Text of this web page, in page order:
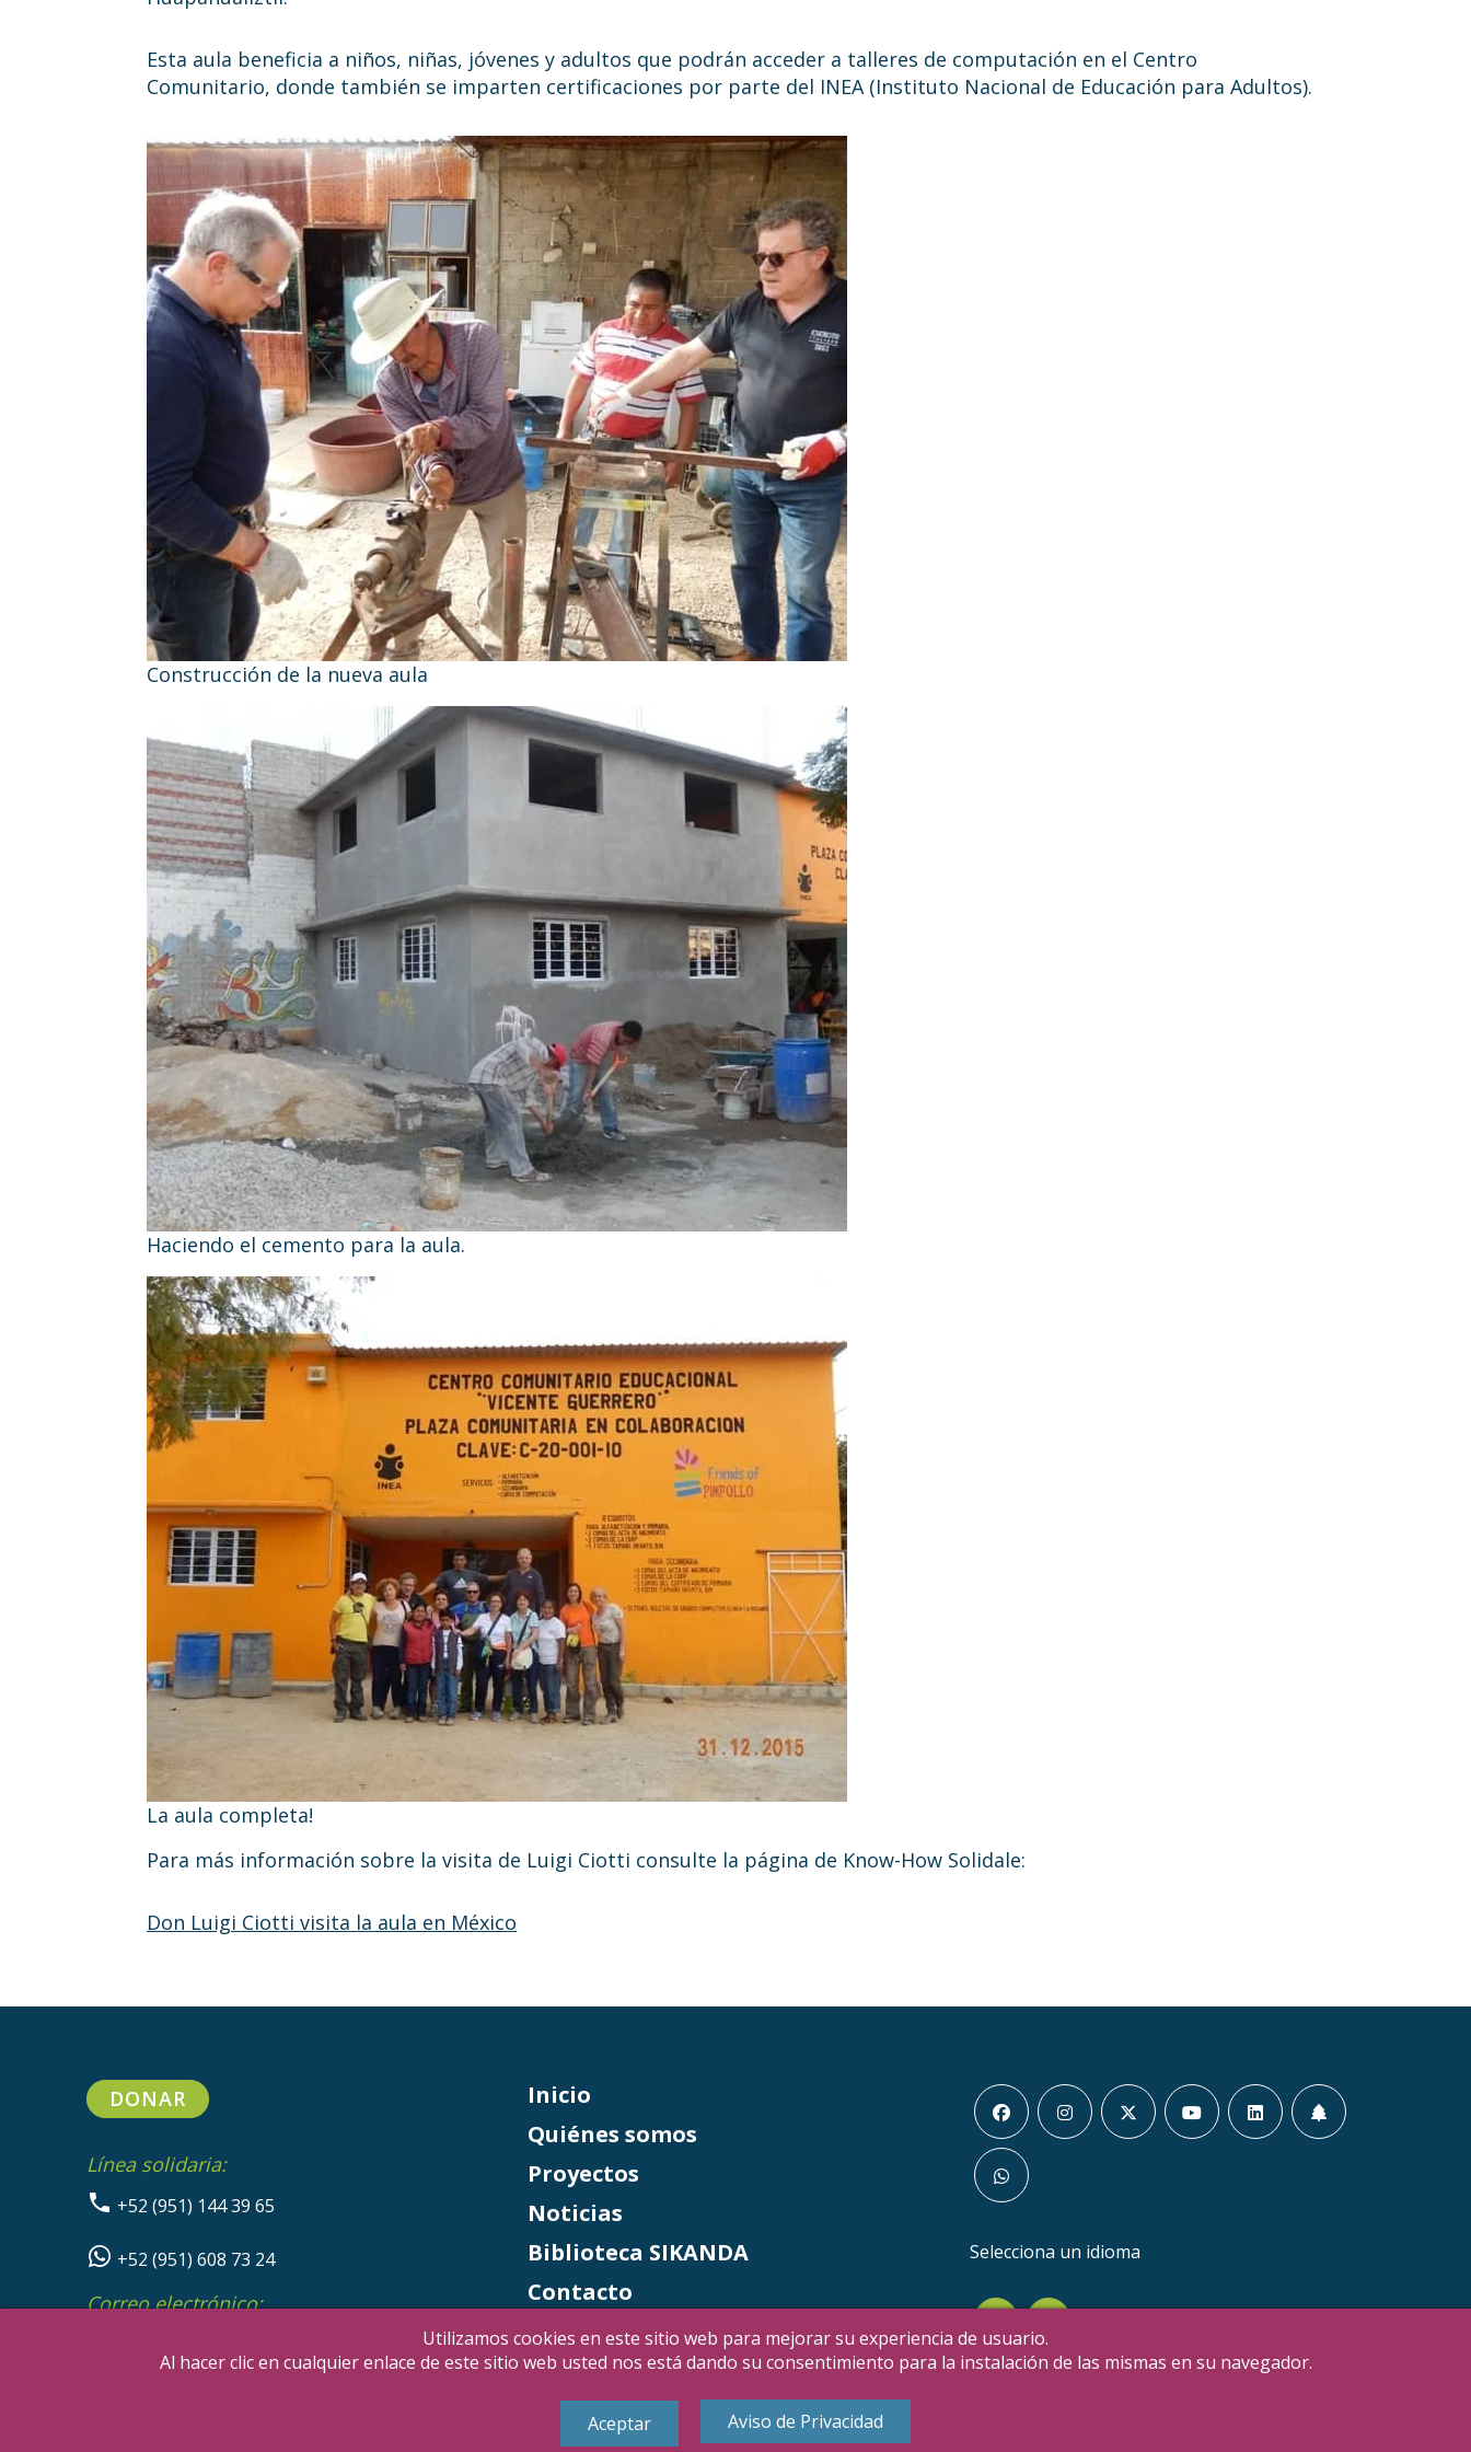
Esta aula beneficia a niños, niñas, jóvenes y adultos que podrán acceder a talleres de computación en el Centro
Comunitario, donde también se imparten certificaciones por parte del INEA (Instituto Nacional de Educación para Adultos).
Construcción de la nueva aula
Haciendo el cemento para la aula.
La aula completa!
Para más información sobre la visita de Luigi Ciotti consulte la página de Know-How Solidale:
Don Luigi Ciotti visita la aula en México
DONAR
Línea solidaria:
+52 (951) 144 39 65
+52 (951) 608 73 24
Correo electrónico:
Inicio
Quiénes somos
Proyectos
Noticias
Biblioteca SIKANDA
Contacto
Italia 5×1000
Selecciona un idioma
Copyright 2021 © SIKANDA – Aviso de Privacidad –Código de Ética
Utilizamos cookies en este sitio web para mejorar su experiencia de usuario.
Al hacer clic en cualquier enlace de este sitio web usted nos está dando su consentimiento para la instalación de las mismas en su navegador.
Aceptar Aviso de Privacidad